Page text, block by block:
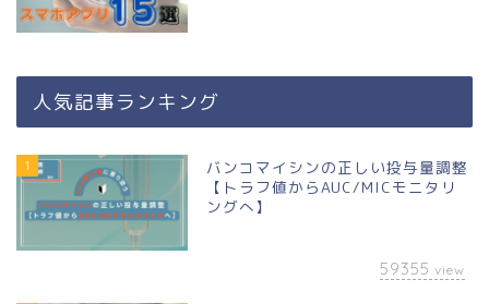
人気記事ランキング
1
バンコマイシンの正しい投与量調整
【トラフ値からAUC/MICモニタリ
ングへ】
59355 view